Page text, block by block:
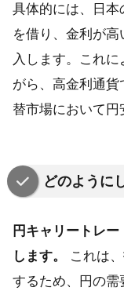
具体的には、日本
を借り、金利が
入します。これ
がら、高金利通
替市場において円
どのように
円キャリートレ
します。
これは
するため、円の需